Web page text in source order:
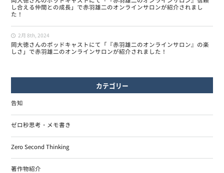
し合える仲間との成長」で赤羽雄二のオンラインサロンが紹介されまし
た！
2月 8th, 2024
岡大徳さんのポッドキャストにて「『赤羽雄二のオンラインサロン』の楽
しさ」で赤羽雄二のオンラインサロンが紹介されました！
カテゴリー
告知
ゼロ秒思考・メモ書き
Zero Second Thinking
著作物紹介